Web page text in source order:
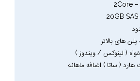
پلن های بالاتر
( لینوکس / ویندوز )
هارد ( ساتا ) اضافه ماهانه